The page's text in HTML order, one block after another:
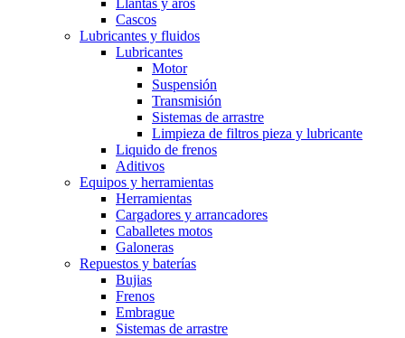
Llantas y aros
Cascos
Lubricantes y fluidos
Lubricantes
Motor
Suspensión
Transmisión
Sistemas de arrastre
Limpieza de filtros pieza y lubricante
Liquido de frenos
Aditivos
Equipos y herramientas
Herramientas
Cargadores y arrancadores
Caballetes motos
Galoneras
Repuestos y baterías
Bujias
Frenos
Embrague
Sistemas de arrastre